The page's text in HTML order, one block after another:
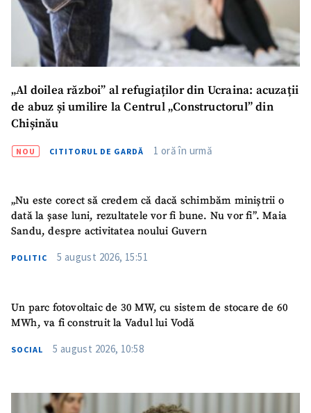
„Al doilea război” al refugiaților din Ucraina: acuzații
de abuz și umilire la Centrul „Constructorul” din
Chișinău
NOU CITITORUL DE GARDĂ 1 oră în urmă
„Nu este corect să credem că dacă schimbăm miniștrii o
dată la șase luni, rezultatele vor fi bune. Nu vor fi”. Maia
Sandu, despre activitatea noului Guvern
POLITIC 5 august 2026, 15:51
Un parc fotovoltaic de 30 MW, cu sistem de stocare de 60
MWh, va fi construit la Vadul lui Vodă
SOCIAL 5 august 2026, 10:58